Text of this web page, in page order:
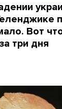
Вот
три дня